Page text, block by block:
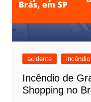
acidente incêndio
Incêndio de
Shopping no